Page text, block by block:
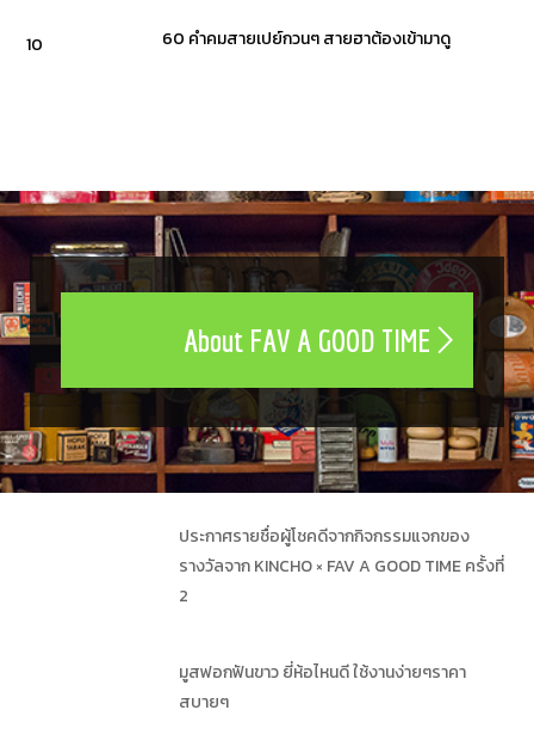
10 60 คำคมสายเปย์กวนๆ สายฮาต้องเข้ามาดู
About FAV A GOOD TIME
ประกาศรายชื่อผู้โชคดีจากกิจกรรมแจกของ
รางวัลจาก KINCHO × FAV A GOOD TIME ครั้งที่
2
มูสฟอกฟันขาว ยี่ห้อไหนดี ใช้งานง่ายๆราคา
สบายๆ